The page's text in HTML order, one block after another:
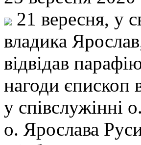
21 вересня, у
владика
відвідав
нагоди єпископ
у співслужінні
о. Ярослава